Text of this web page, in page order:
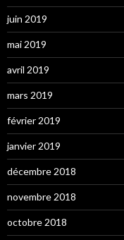
juin 2019
mai 2019
avril 2019
mars 2019
février 2019
janvier 2019
décembre 2018
novembre 2018
octobre 2018